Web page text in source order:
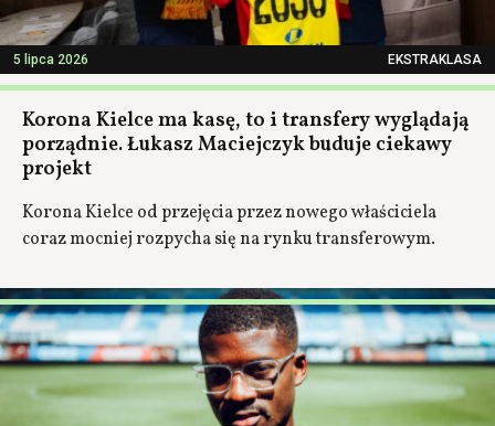
5 lipca 2026 EKSTRAKLASA
Korona Kielce ma kasę, to i transfery wyglądają
porządnie. Łukasz Maciejczyk buduje ciekawy
projekt
Korona Kielce od przejęcia przez nowego właściciela
coraz mocniej rozpycha się na rynku transferowym.